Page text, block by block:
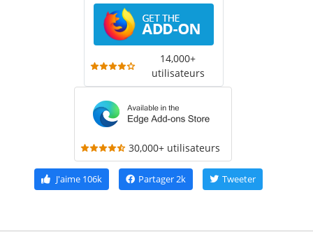
14,000+
utilisateurs
30,000+ utilisateurs
J'aime106k Partager2k Tweeter